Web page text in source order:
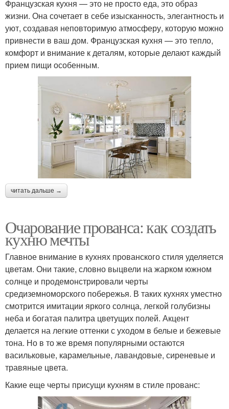
Французская кухня — это не просто еда, это образ
жизни. Она сочетает в себе изысканность, элегантность и
уют, создавая неповторимую атмосферу, которую можно
привнести в ваш дом. Французская кухня — это тепло,
комфорт и внимание к деталям, которые делают каждый
прием пищи особенным.
читать дальше →
Очарование прованса: как создать
кухню мечты
Главное внимание в кухнях прованского стиля уделяется
цветам. Они такие, словно выцвели на жарком южном
солнце и продемонстрировали черты
средиземноморского побережья. В таких кухнях уместно
смотрится имитации яркого солнца, легкой голубизны
неба и богатая палитра цветущих полей. Акцент
делается на легкие оттенки с уходом в белые и бежевые
тона. Но в то же время популярными остаются
васильковые, карамельные, лавандовые, сиреневые и
травяные цвета.
Какие еще черты присущи кухням в стиле прованс: